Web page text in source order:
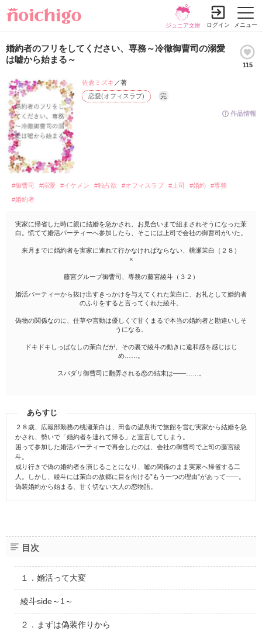
メニュー
ジュニア文庫 ログイン
婚約者のフリをしてください、専務～冷徹御曹司の溺愛
は嘘から始まる～
115
作品情報
恋愛(オフィスラブ) 完
佐倉ミズキ ／著
#御曹司 #溺愛 #イケメン #独占欲 #オフィスラブ #上司 #婚約
#専務
#婚約者
実家に帰省した時に親に結婚を急かされ、お見合いまで組まされそうになった茉
白。慌てて婚活パーティーへ参加したら、そこには上司で会社の御曹司がいた。
来月までに婚約者を実家に連れて行かなければならない、桃瀬茉白（２８）
×
藤宮グループ御曹司、専務の藤宮綾斗（３２）
婚活パーティーから抜け出すきっかけを与えてくれた茉白に、お礼として婚約者
のふりをすると言ってくれた綾斗。
偽物の関係なのに、仕草や言動は優しくて甘くまるで本当の婚約者と勘違いしそ
うになる。
ドキドキしっぱなしの茉白だが、その裏で綾斗の動きに違和感を感じはじ
め……。
スパダリ御曹司に翻弄される恋の結末は――……。
あらすじ
２８歳、広報部勤務の桃瀬茉白は、田舎の温泉街で旅館を営む実家から結婚を急
かされ、勢いで「婚約者を連れて帰る」と宣言してしまう。
困って参加した婚活パーティーで再会したのは、会社の御曹司で上司の藤宮綾
斗。
成り行きで偽の婚約者を演じることになり、嘘の関係のまま実家へ帰省する二
人。しかし、綾斗には茉白の故郷に目を向ける”もう一つの理由”があって――。
偽装婚約から始まる、甘く切ない大人の恋物語。
目次
１．婚活って大変
綾斗side～1～
２．まずは偽装作りから